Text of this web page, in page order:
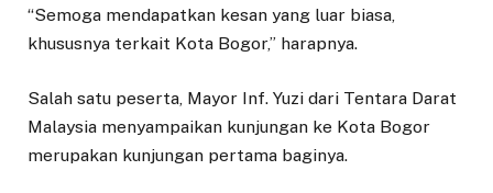
“Semoga mendapatkan kesan yang luar biasa,
khususnya terkait Kota Bogor,” harapnya.
Salah satu peserta, Mayor Inf. Yuzi dari Tentara Darat
Malaysia menyampaikan kunjungan ke Kota Bogor
merupakan kunjungan pertama baginya.